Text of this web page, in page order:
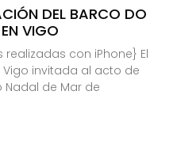
DEL BARCO DO
VIGO
con iPhone} El
Vigo invitada al acto de
de Mar de